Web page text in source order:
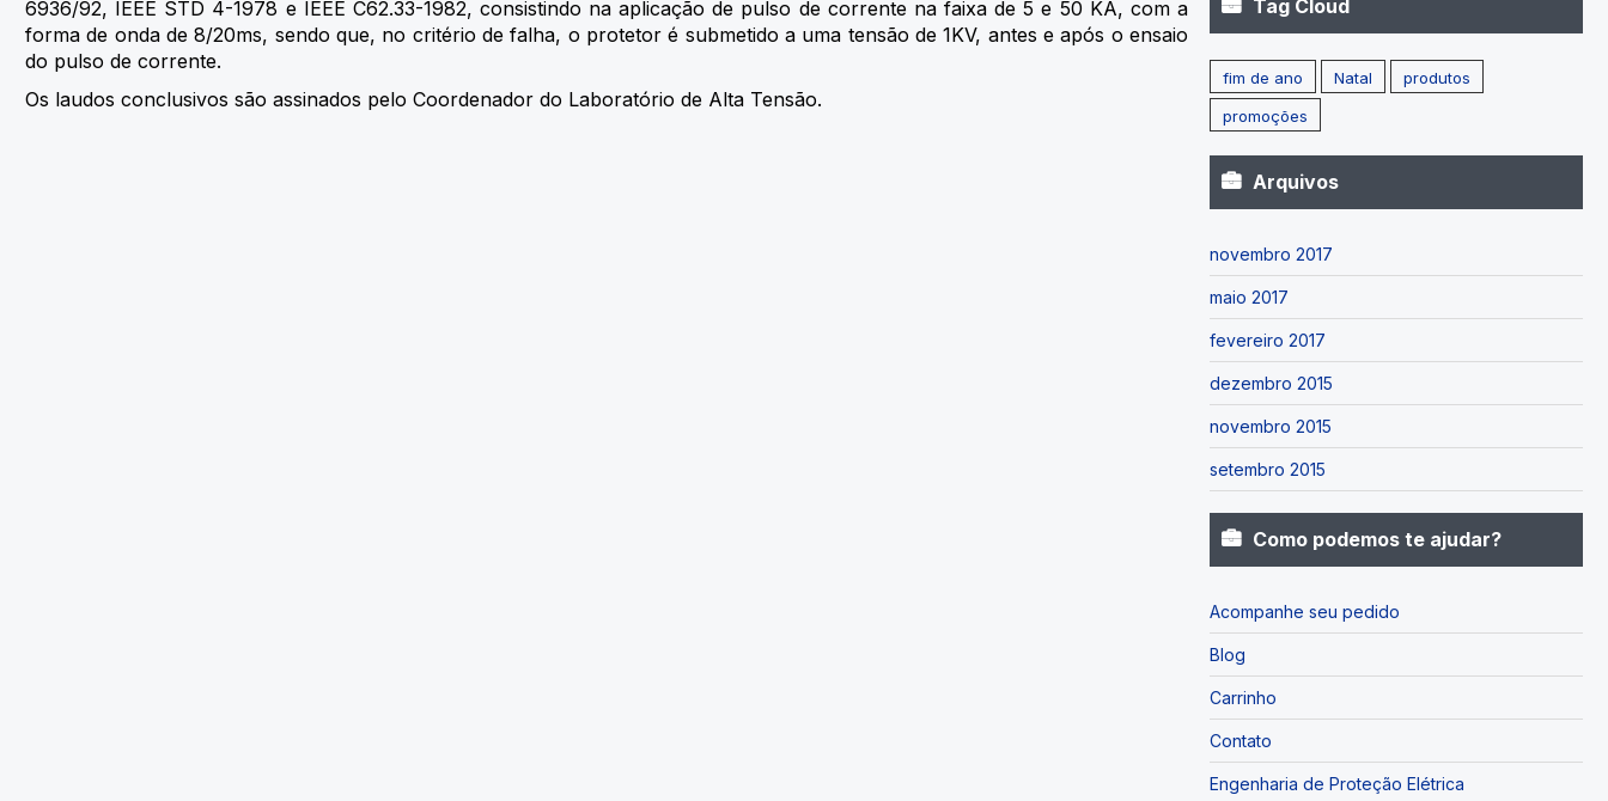
6936/92, IEEE STD 4-1978 e IEEE C62.33-1982, consistindo na aplicação de pulso de corrente na faixa de 5 e 50 KA, com a
forma de onda de 8/20ms, sendo que, no critério de falha, o protetor é submetido a uma tensão de 1KV, antes e após o ensaio
do pulso de corrente.
Os laudos conclusivos são assinados pelo Coordenador do Laboratório de Alta Tensão.
Tag Cloud
fim de ano Natal
produtos
promoções
Arquivos
novembro 2017
maio 2017
fevereiro 2017
dezembro 2015
novembro 2015
setembro 2015
Como podemos te ajudar?
Acompanhe seu pedido
Blog
Carrinho
Contato
Engenharia de Proteção Elétrica